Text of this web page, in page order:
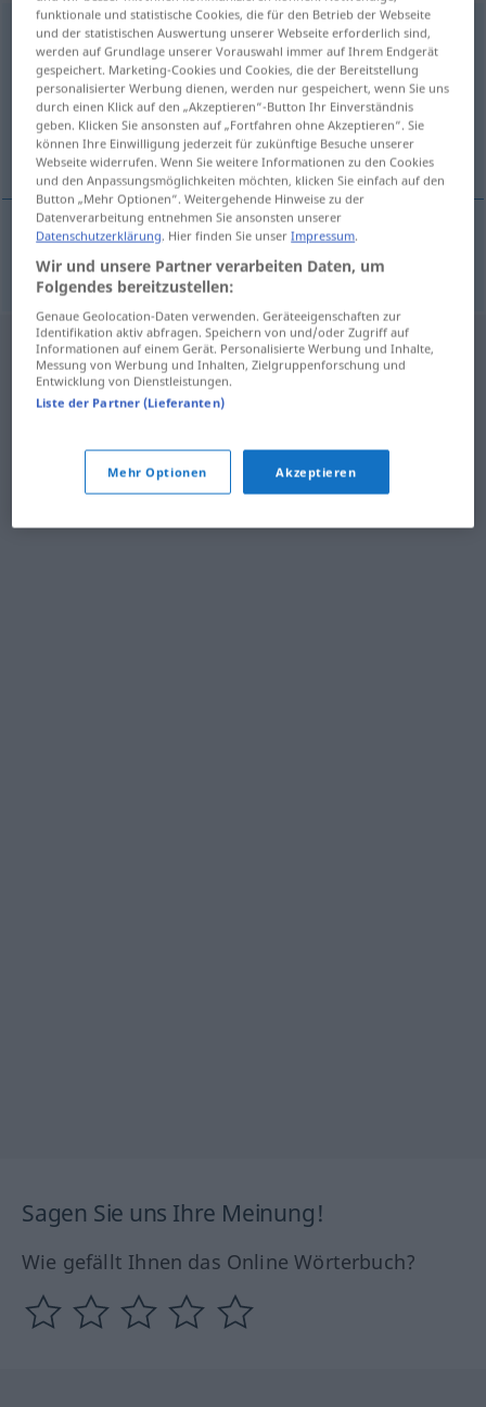
Asylbewerberinf
Übersicht aller Übersetzungen
(Für mehr Details die Übersetzung anklicken/antippen)
žadatelka o azyl
žadatelkafoazyl Asylbewerberin
Sagen Sie uns Ihre Meinung!
Wie gefällt Ihnen das Online Wörterbuch?
funktionale und statistische Cookies, die für den Betrieb der Webseite
und der statistischen Auswertung unserer Webseite erforderlich sind,
werden auf Grundlage unserer Vorauswahl immer auf Ihrem Endgerät
gespeichert. Marketing-Cookies und Cookies, die der Bereitstellung
personalisierter Werbung dienen, werden nur gespeichert, wenn Sie uns
durch einen Klick auf den „Akzeptieren“-Button Ihr Einverständnis
geben. Klicken Sie ansonsten auf „Fortfahren ohne Akzeptieren“. Sie
können Ihre Einwilligung jederzeit für zukünftige Besuche unserer
Webseite widerrufen. Wenn Sie weitere Informationen zu den Cookies
und den Anpassungsmöglichkeiten möchten, klicken Sie einfach auf den
Button „Mehr Optionen“. Weitergehende Hinweise zu der
Datenverarbeitung entnehmen Sie ansonsten unserer
Datenschutzerklärung. Hier finden Sie unserImpressum.
Wir und unsere Partner verarbeiten Daten, um
Folgendes bereitzustellen:
Genaue Geolocation-Daten verwenden. Geräteeigenschaften zur
Identifikation aktiv abfragen. Speichern von und/oder Zugriff auf
Informationen auf einem Gerät. Personalisierte Werbung und Inhalte,
Messung von Werbung und Inhalten, Zielgruppenforschung und
Entwicklung von Dienstleistungen.
Liste der Partner (Lieferanten)
Mehr Optionen Akzeptieren